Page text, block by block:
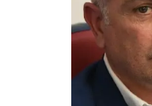
LACONAIR.IT
LACITYMAG.IT